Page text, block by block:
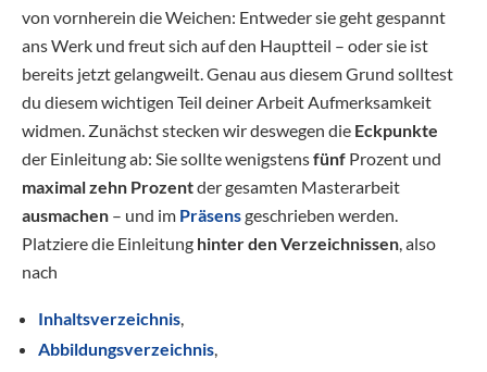
von vornherein die Weichen: Entweder sie geht gespannt
ans Werk und freut sich auf den Hauptteil – oder sie ist
bereits jetzt gelangweilt. Genau aus diesem Grund solltest
du diesem wichtigen Teil deiner Arbeit Aufmerksamkeit
widmen. Zunächst stecken wir deswegen die Eckpunkte
der Einleitung ab: Sie sollte wenigstensfünf Prozent und
maximal zehn Prozentder gesamten Masterarbeit
ausmachen – und im Präsensgeschrieben werden.
Platziere die Einleitung hinter den Verzeichnissen, also
nach
Inhaltsverzeichnis,
Abbildungsverzeichnis,